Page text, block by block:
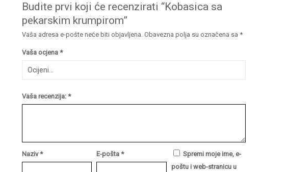
Budite prvi koji će recenzirati “Kobasica sa
pekarskim krumpirom”
Vaša adresa e-pošte neće biti objavljena.Obavezna polja su označena sa *
Vaša ocjena *
Vaša recenzija: *
Naziv* E-pošta*
Spremi moje ime, e-
poštu i web-stranicu u